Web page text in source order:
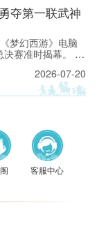
夺第一联武神
梦幻西游》电脑
决赛准时揭幕。 一
挺进决赛，向着
次大满贯发起冲
2026-07-20
客服中心